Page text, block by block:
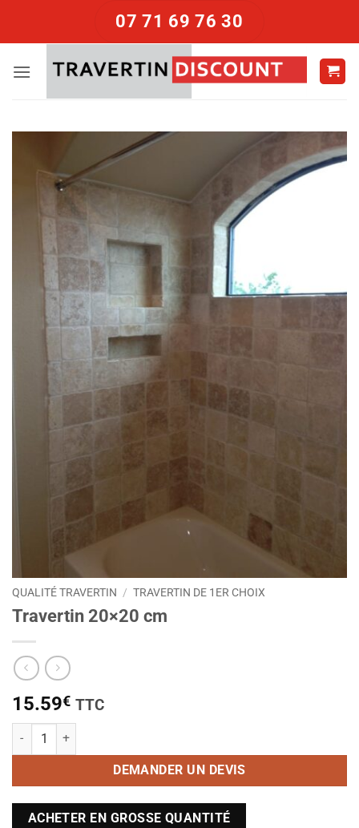
07 71 69 76 30
QUALITÉ TRAVERTIN / TRAVERTIN DE 1ER CHOIX
Travertin 20×20 cm
15.59€ TTC
quantité de Travertin 20x20 cm
DEMANDER UN DEVIS
ACHETER EN GROSSE QUANTITÉ